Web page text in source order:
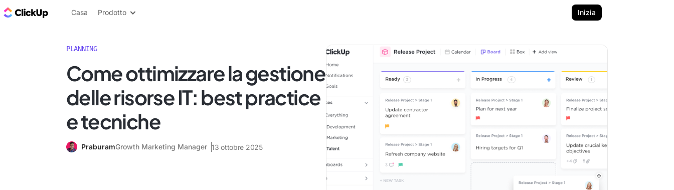
Blog di ClickUp
Casa Prodotto Inizia
PLANNING
Come ottimizzare la gestione
delle risorse IT: best practice
e tecniche
PraburamGrowth Marketing Manager 13 ottobre 2025